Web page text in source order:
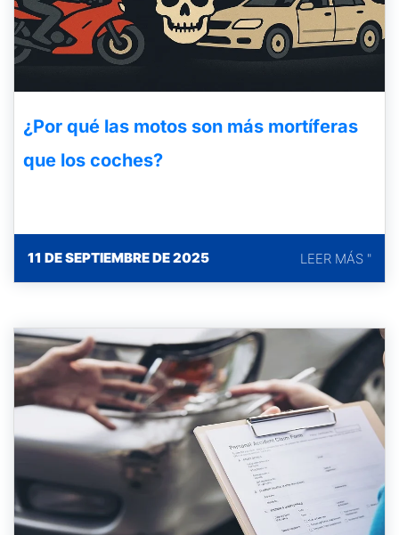
¿Por qué las motos son más mortíferas
que los coches?
11 DE SEPTIEMBRE DE 2025 LEER MÁS "